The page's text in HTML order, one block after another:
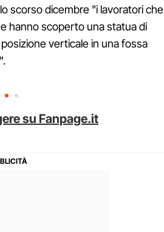
scorso dicembre "i lavoratori che
hanno scoperto una statua di
verticale in una fossa
su Fanpage.it